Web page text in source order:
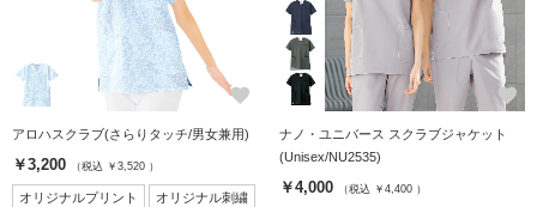
favorite
アロハスクラブ(さらりタッチ/男女兼用)
￥3,200 （税込 ￥3,520 ）
オリジナルプリント オリジナル刺繍
favorite
ナノ・ユニバース スクラブジャケット
(Unisex/NU2535)
￥4,000 （税込 ￥4,400 ）